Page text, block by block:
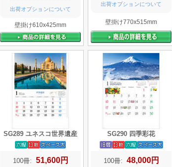
出荷オプションについて
壁掛け610x425mm
出荷オプションについて
壁掛け770x515mm
SG289 ユネスコ世界遺産
100冊: 51,600円
SG290 四季彩花
100冊: 48,000円